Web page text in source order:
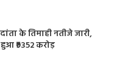
के तिमाही नतीजे जारी,
₹9352 करोड़